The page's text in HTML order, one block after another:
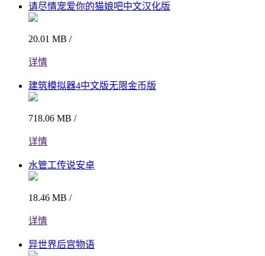
请尽情宠爱你的猫娘吧中文汉化版
20.01 MB /
详情
建筑模拟器4中文版无限金币版
718.06 MB /
详情
水管工传说安卓
18.46 MB /
详情
异世界后宫物语